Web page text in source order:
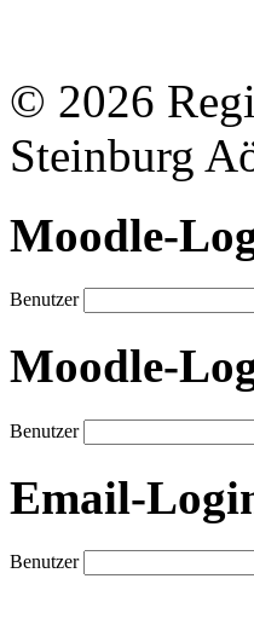
© 2026
Steinburg
Moodle-
Benutzer
Moodle-
Benutzer
Email-
Benutzer